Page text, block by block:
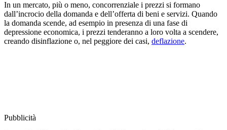
In un mercato, più o meno, concorrenziale i prezzi si formano
dall’incrocio della domanda e dell’offerta di beni e servizi. Quando
la domanda scende, ad esempio in presenza di una fase di
depressione economica, i prezzi tenderanno a loro volta a scendere,
creando disinflazione o, nel peggiore dei casi, deflazione.
Pubblicità